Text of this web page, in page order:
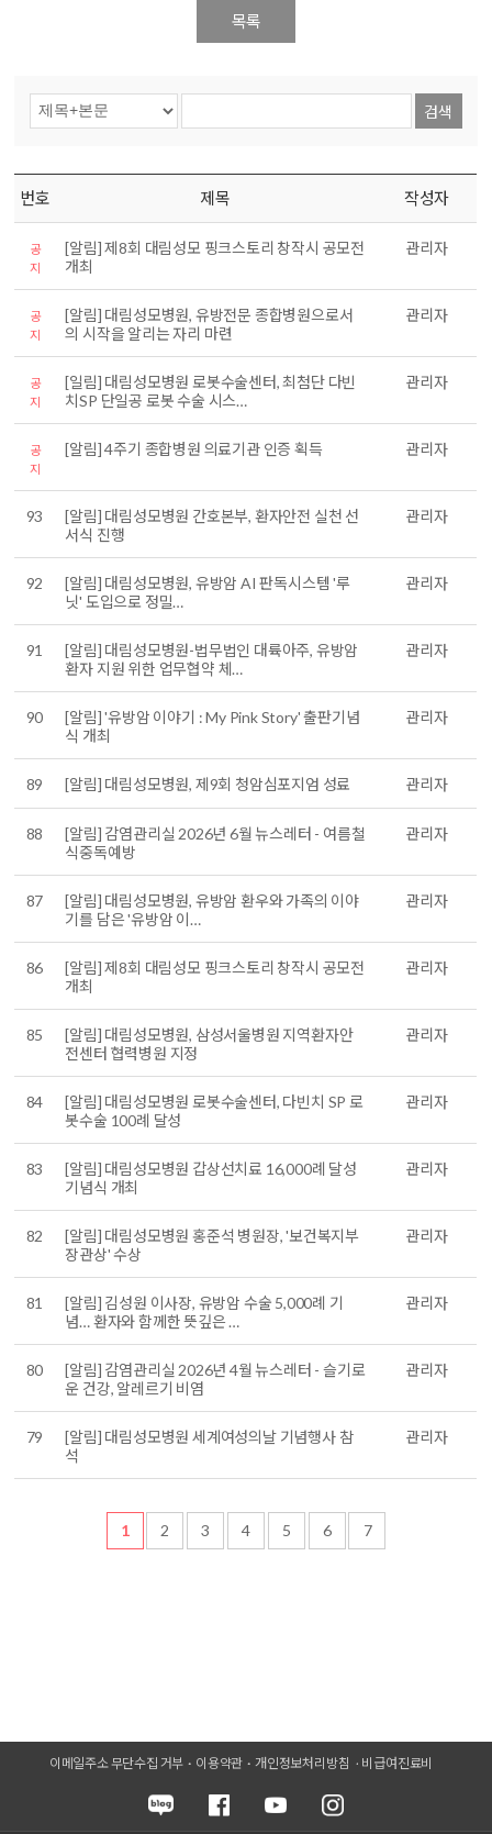
목록
검색
번호 제목 작성자
공
지
[알림] 제8회 대림성모 핑크스토리 창작시 공모전
개최
관리자
공
지
[알림] 대림성모병원, 유방전문 종합병원으로서
의 시작을 알리는 자리 마련
관리자
공
지
[일림] 대림성모병원 로봇수술센터, 최첨단 다빈
치SP 단일공 로봇 수술 시스…
관리자
공
지
[알림] 4주기 종합병원 의료기관 인증 획득 관리자
93
[알림] 대림성모병원 간호본부, 환자안전 실천 선
서식 진행
관리자
92
[알림] 대림성모병원, 유방암 AI 판독시스템 '루
닛' 도입으로 정밀…
관리자
91
[알림] 대림성모병원-법무법인 대륙아주, 유방암
환자 지원 위한 업무협약 체…
관리자
90
[알림] '유방암 이야기 : My Pink Story' 출판기념
식 개최
관리자
89 [알림] 대림성모병원, 제9회 청암심포지엄 성료 관리자
88
[알림] 감염관리실 2026년 6월 뉴스레터 - 여름철
식중독예방
관리자
87
[알림] 대림성모병원, 유방암 환우와 가족의 이야
기를 담은 '유방암 이…
관리자
86
[알림] 제8회 대림성모 핑크스토리 창작시 공모전
개최
관리자
85
[알림] 대림성모병원, 삼성서울병원 지역환자안
전센터 협력병원 지정
관리자
84
[알림] 대림성모병원 로봇수술센터, 다빈치 SP 로
봇수술 100례 달성
관리자
83
[알림] 대림성모병원 갑상선치료 16,000례 달성
기념식 개최
관리자
82
[알림] 대림성모병원 홍준석 병원장, '보건복지부
장관상' 수상
관리자
81
[알림] 김성원 이사장, 유방암 수술 5,000례 기
념… 환자와 함께한 뜻깊은 …
관리자
80
[알림] 감염관리실 2026년 4월 뉴스레터 - 슬기로
운 건강, 알레르기 비염
관리자
79
[알림] 대림성모병원 세계여성의날 기념행사 참
석
관리자
1 2 3 4 5 6 7
이메일주소 무단수집 거부 이용약관 개인정보처리방침 비급여진료비